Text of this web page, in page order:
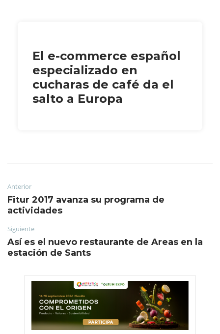
El e-commerce español
especializado en
cucharas de café da el
salto a Europa
Anterior
Fitur 2017 avanza su programa de
actividades
Siguiente
Así es el nuevo restaurante de Areas en la
estación de Sants